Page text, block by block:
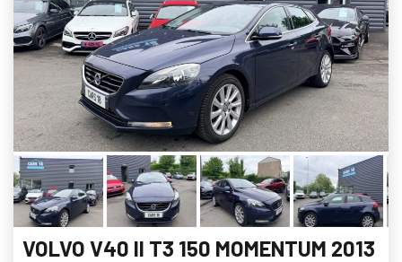
VOLVO V40 II T3 150 MOMENTUM 2013